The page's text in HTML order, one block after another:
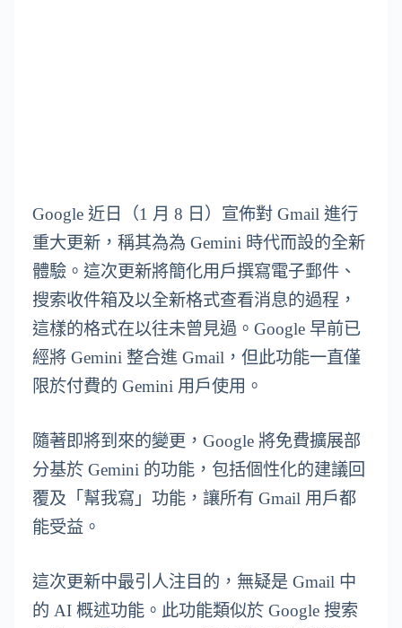
Google 近日（1 月 8 日）宣佈對 Gmail 進行
重大更新，稱其為為 Gemini 時代而設的全新
體驗。這次更新將簡化用戶撰寫電子郵件、
搜索收件箱及以全新格式查看消息的過程，
這樣的格式在以往未曾見過。Google 早前已
經將 Gemini 整合進 Gmail，但此功能一直僅
限於付費的 Gemini 用戶使用。
隨著即將到來的變更，Google 將免費擴展部
分基於 Gemini 的功能，包括個性化的建議回
覆及「幫我寫」功能，讓所有 Gmail 用戶都
能受益。
這次更新中最引人注目的，無疑是 Gmail 中
的 AI 概述功能。此功能類似於 Google 搜索